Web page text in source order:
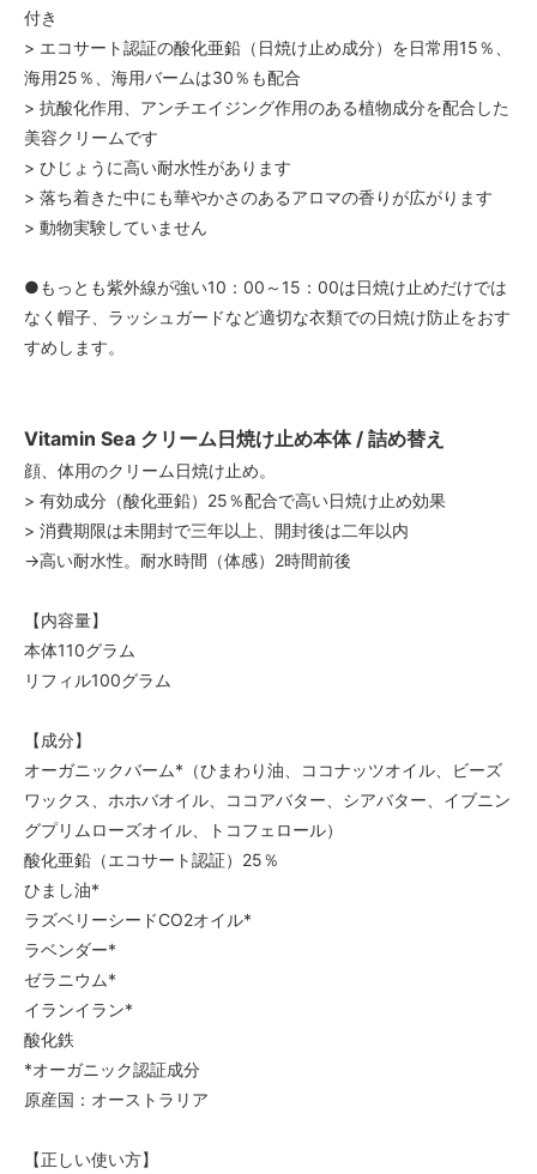
付き
> エコサート認証の酸化亜鉛（日焼け止め成分）を日常用15％、
海用25％、海用バームは30％も配合
> 抗酸化作用、アンチエイジング作用のある植物成分を配合した
美容クリームです
> ひじょうに高い耐水性があります
> 落ち着きた中にも華やかさのあるアロマの香りが広がります
> 動物実験していません
●もっとも紫外線が強い10：00～15：00は日焼け止めだけでは
なく帽子、ラッシュガードなど適切な衣類での日焼け防止をおす
すめします。
Vitamin Sea クリーム日焼け止め本体 / 詰め替え
顔、体用のクリーム日焼け止め。
> 有効成分（酸化亜鉛）25％配合で高い日焼け止め効果
> 消費期限は未開封で三年以上、開封後は二年以内
→高い耐水性。耐水時間（体感）2時間前後
【内容量】
本体110グラム
リフィル100グラム
【成分】
オーガニックバーム*（ひまわり油、ココナッツオイル、ビーズ
ワックス、ホホバオイル、ココアバター、シアバター、イブニン
グプリムローズオイル、トコフェロール）
酸化亜鉛（エコサート認証）25％
ひまし油*
ラズベリーシードCO2オイル*
ラベンダー*
ゼラニウム*
イランイラン*
酸化鉄
*オーガニック認証成分
原産国：オーストラリア
【正しい使い方】